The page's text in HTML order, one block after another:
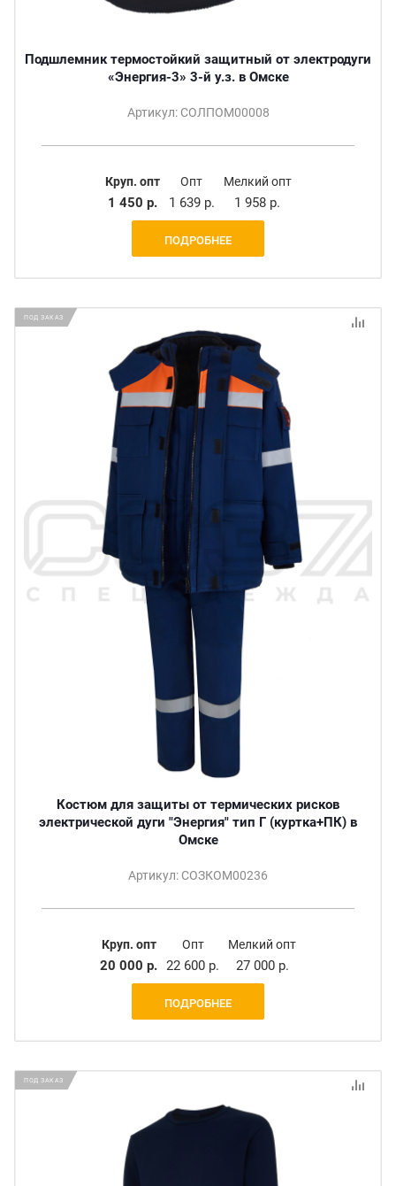
Подшлемник термостойкий защитный от электродуги
«Энергия-3» 3-й у.з. в Омске
Артикул: СОЛПОМ00008
Круп. опт
1 450 р.
Опт
1 639 р.
Мелкий опт
1 958 р.
ПОДРОБНЕЕ
ПОД ЗАКАЗ
Костюм для защиты от термических рисков
электрической дуги "Энергия" тип Г (куртка+ПК) в
Омске
Артикул: СОЗКОМ00236
Круп. опт
20 000 р.
Опт
22 600 р.
Мелкий опт
27 000 р.
ПОДРОБНЕЕ
ПОД ЗАКАЗ